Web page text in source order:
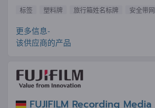
标签 塑料牌 旅行箱姓名标牌 安全带网
更多信息-
该供应商的产品
FUJIFILM Recording Media